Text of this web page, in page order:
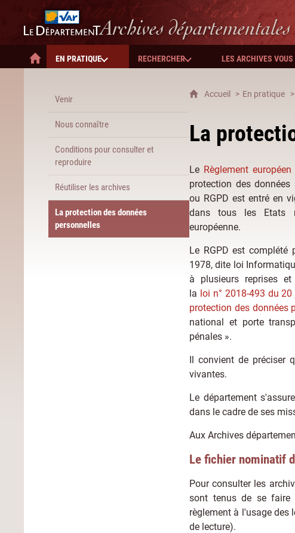
Département du Var
Archives
ACCUEIL
EN PRATIQUE RECHERCHER LES ARCHIVES
Venir
Nous connaître
Conditions pour consulter et
reproduire
Réutiliser les archives
La protection des données
personnelles
Accueil En pratique
La
Le Règlement
protection des données
ou RGPD est entré en
dans tous les Etats
européenne.
Le RGPD est
1978, dite loi
à plusieurs reprises
la loi n° 2018-493 du
protection des données
national et porte
pénales ».
Il convient de préciser
vivantes.
Le département
dans le cadre de ses
Aux Archives
Le fichier nominatif
Pour consulter les
sont tenus de se faire
règlement à l'usage des
de lecture).